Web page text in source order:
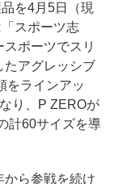
を4月5日（現
スポーツ志
ポーツでスリ
たアグレッシブ
をラインアッ
り、P ZEROが
計60サイズを導
ら参戦を続け